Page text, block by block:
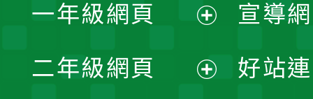
一年級網頁
開
二年級網頁
宣導
好站